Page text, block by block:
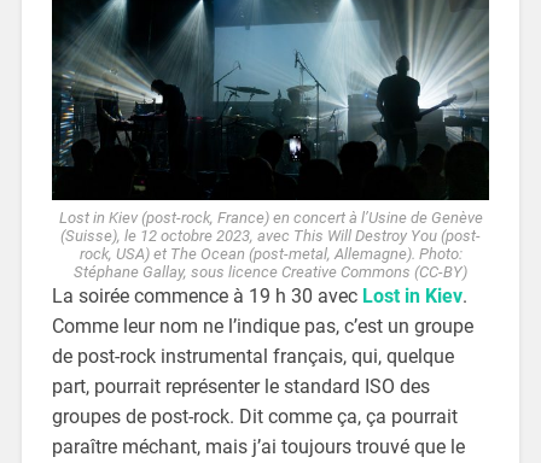
Lost in Kiev (post-rock, France) en concert à l’Usine de Genève
(Suisse), le 12 octobre 2023, avec This Will Destroy You (post-
rock, USA) et The Ocean (post-metal, Allemagne). Photo:
Stéphane Gallay, sous licence Creative Commons (CC-BY)
La soirée commence à 19 h 30 avec Lost in Kiev.
Comme leur nom ne l’indique pas, c’est un groupe
de post-rock instrumental français, qui, quelque
part, pourrait représenter le standard ISO des
groupes de post-rock. Dit comme ça, ça pourrait
paraître méchant, mais j’ai toujours trouvé que le